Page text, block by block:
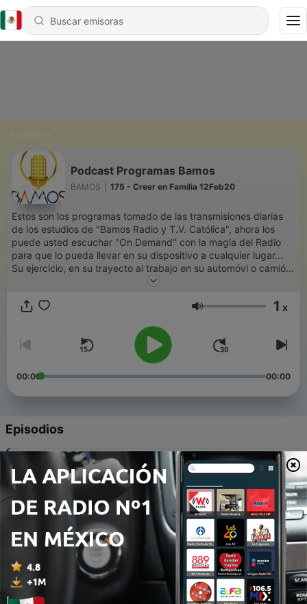
Podcasts
Podcast Programas Bamos
BAMOS 175 - Creer en Familia 12Feb20
Estos son los programas tomado de las transmisiones diarias
de los estudios de "Bamos Radio y T.V. Católica", ahora los
puede usted escuchar "On Demand" con la magia del Radio
para que lo pueda llevar en su dispositivo a cualquier lugar...
Su ejercicio, en su trayecto al trabajo en su automóvi o camión,
caminando, en su oficina... en fin prácticamente en cualquier
Volumen 1 x
00:00 00:00
Episodios
175 Creer en Familia 12Feb20
13 feb. 2020
174 - Fortaleciendo el Espíritu 12Feb20
173 - Fortaleciendo el Espíritu 070220
08 feb. 2020
- Santo Rosario Bamos Sábado 8 de Feb de 2020